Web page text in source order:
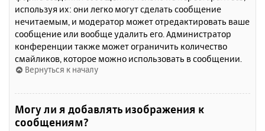
используя их: они легко могут сделать сообщение
нечитаемым, и модератор может отредактировать ваше
сообщение или вообще удалить его. Администратор
конференции также может ограничить количество
смайликов, которое можно использовать в сообщении.
Вернуться к началу
Могу ли я добавлять изображения к
сообщениям?